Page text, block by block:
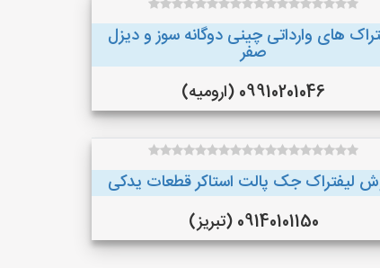
های وارداتی چینی دوگانه سوز و دیزل
صفر
09910201046 (ارومیه)
لیفتراک جک پالت استاکر قطعات یدکی
09140101150 (تبریز)